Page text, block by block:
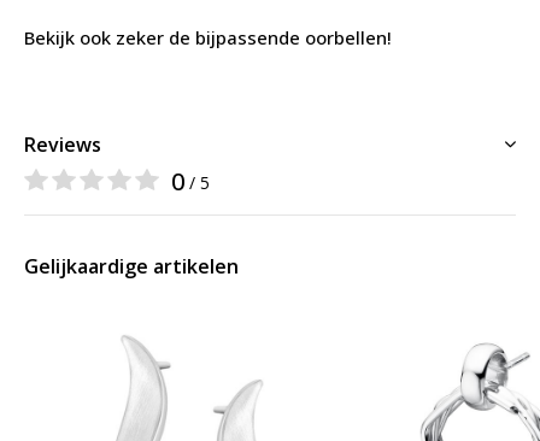
Bekijk ook zeker de bijpassende oorbellen!
Reviews
0 / 5
Gelijkaardige artikelen